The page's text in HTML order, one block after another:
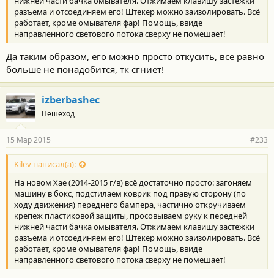
разъема и отсоединяем его! Штекер можно заизолировать. Всё
работает, кроме омывателя фар! Помощь, ввиде
направленного светового потока сверху не помешает!
Да таким образом, его можно просто откусить, все равно
больше не понадобится, тк сгниет!
izberbashec
Пешеход
15 Мар 2015 #233
Kilev написал(а):
На новом Хае (2014-2015 г/в) всё достаточно просто: загоняем
машину в бокс, подстилаем коврик под правую сторону (по
ходу движения) переднего бампера, частично откручиваем
крепеж пластиковой защиты, просовываем руку к передней
нижней части бачка омывателя. Отжимаем клавишу застежки
разъема и отсоединяем его! Штекер можно заизолировать. Всё
работает, кроме омывателя фар! Помощь, ввиде
направленного светового потока сверху не помешает!